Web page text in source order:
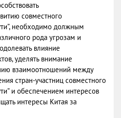
совместного
необходимо должным
рода угрозам и
влияние
уделять внимание
взаимоотношений между
стран-участниц совместного
и обеспечением интересов
интересы Китая за